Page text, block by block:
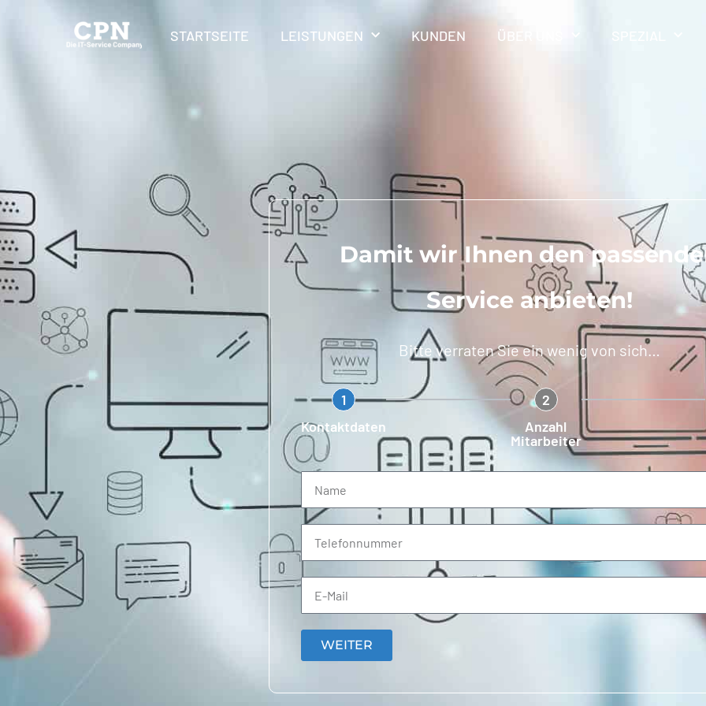
STARTSEITE LEISTUNGEN KUNDEN ÜBER UNS
Damit wir Ihnen den
Service anbieten!
Bitte verraten Sie ein wenig von sich…
1
Kontaktdaten
2
Anzahl
Mitarbeiter
WEITER